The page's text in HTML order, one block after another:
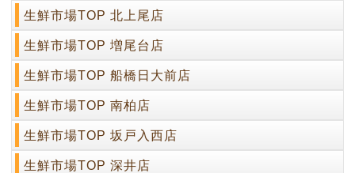
生鮮市場TOP 北上尾店
生鮮市場TOP 増尾台店
生鮮市場TOP 船橋日大前店
生鮮市場TOP 南柏店
生鮮市場TOP 坂戸入西店
生鮮市場TOP 深井店